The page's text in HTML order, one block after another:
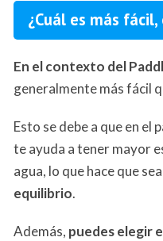
¿Cuál es más
En el contexto del
generalmente más fácil
Esto se debe a que en el
te ayuda a tener mayor
agua, lo que hace que sea
equilibrio.
Además, puedes elegir